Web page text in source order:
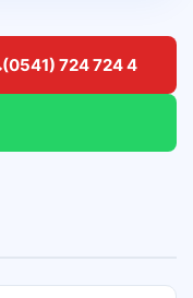
(0541) 724 724 4